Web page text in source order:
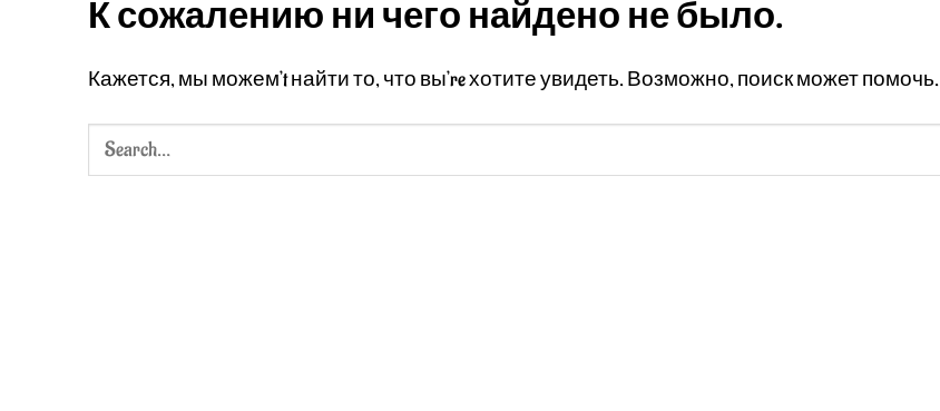
К сожалению ни чего найдено не было.
Кажется, мы можем’t найти то, что вы’re хотите увидеть. Возможно, поиск может помочь.